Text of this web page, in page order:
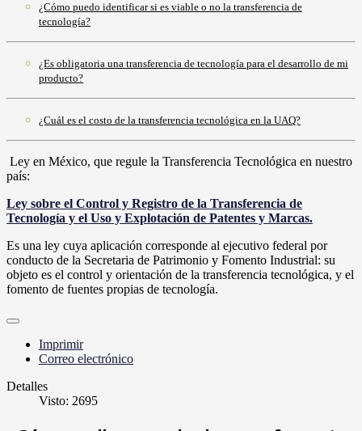
¿Cómo puedo identificar si es viable o no la transferencia de
tecnología?
¿Es obligatoria una transferencia de tecnología para el desarrollo de mi
producto?
¿Cuál es el costo de la transferencia tecnológica en la UAQ?
Ley en México, que regule la Transferencia Tecnológica en nuestro
país:
Ley sobre el Control y Registro de la Transferencia de
Tecnología y el Uso y Explotación de Patentes y Marcas.
Es una ley cuya aplicación corresponde al ejecutivo federal por
conducto de la Secretaria de Patrimonio y Fomento Industrial: su
objeto es el control y orientación de la transferencia tecnológica, y el
fomento de fuentes propias de tecnología.
Imprimir
Correo electrónico
Detalles
Visto: 2695